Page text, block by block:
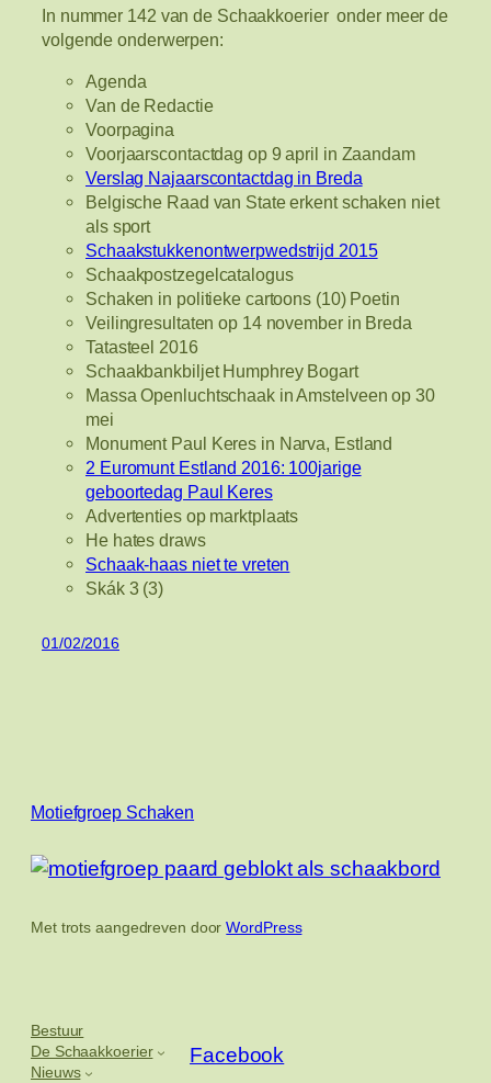
In nummer 142 van de Schaakkoerier onder meer de
volgende onderwerpen:
Agenda
Van de Redactie
Voorpagina
Voorjaarscontactdag op 9 april in Zaandam
Verslag Najaarscontactdag in Breda
Belgische Raad van State erkent schaken niet
als sport
Schaakstukkenontwerpwedstrijd 2015
Schaakpostzegelcatalogus
Schaken in politieke cartoons (10) Poetin
Veilingresultaten op 14 november in Breda
Tatasteel 2016
Schaakbankbiljet Humphrey Bogart
Massa Openluchtschaak in Amstelveen op 30
mei
Monument Paul Keres in Narva, Estland
2 Euromunt Estland 2016: 100jarige
geboortedag Paul Keres
Advertenties op marktplaats
He hates draws
Schaak-haas niet te vreten
Skák 3 (3)
01/02/2016
Motiefgroep Schaken
Met trots aangedreven doorWordPress
Bestuur
De Schaakkoerier
Nieuws
Facebook